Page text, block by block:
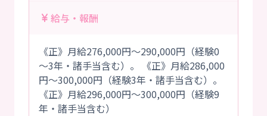
給与・報酬
《正》月給276,000円～290,000円（経験0
～3年・諸手当含む）。 《正》月給286,000
円～300,000円（経験3年・諸手当含む）。
《正》月給296,000円～300,000円（経験9
年・諸手当含む）